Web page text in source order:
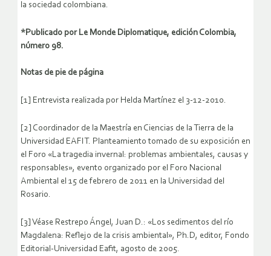
la sociedad colombiana.
*Publicado por Le Monde Diplomatique, edición Colombia,
número 98.
Notas de pie de página
[1] Entrevista realizada por Helda Martínez el 3-12-2010.
[2] Coordinador de la Maestría en Ciencias de la Tierra de la
Universidad EAFIT. Planteamiento tomado de su exposición en
el Foro «La tragedia invernal: problemas ambientales, causas y
responsables», evento organizado por el Foro Nacional
Ambiental el 15 de febrero de 2011 en la Universidad del
Rosario.
[3] Véase Restrepo Ángel, Juan D.: «Los sedimentos del río
Magdalena: Reflejo de la crisis ambiental», Ph.D, editor, Fondo
Editorial-Universidad Eafit, agosto de 2005.